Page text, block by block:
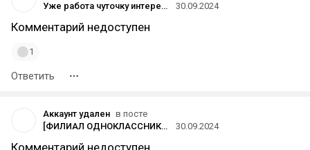
Уже работа чуточку интереснее и комплекснее Anna's filter by Metro Exodus. За поддержку лайком на Артстанции Целую в жепу
30.09.2024
Комментарий недоступен
1
Ответить
Аккаунт удален в посте
[ФИЛИАЛ ОДНОКЛАССНИКОВ] на dtf
30.09.2024
Комментарий недоступен